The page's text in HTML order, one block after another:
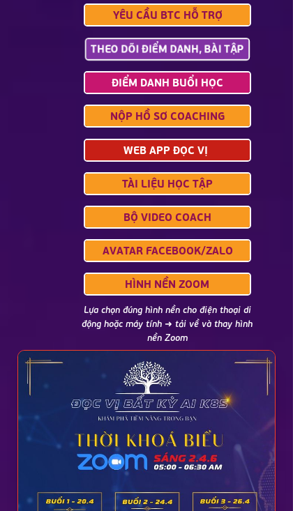
NỘP HỒ SƠ COACHING
WEB APP ĐỌC VỊ
TÀI LIỆU HỌC TẬP
THEO DÕI ĐIỂM DANH, BÀI TẬP
YÊU CẦU BTC HỖ TRỢ
HÌNH NỀN ZOOM
Lựa chọn đúng hình nền cho điện thoại di
động hoặc máy tính ➜ tải về và thay hình
nền Zoom
AVATAR FACEBOOK/ZALO
BỘ VIDEO COACH
ĐIỂM DANH BUỔI HỌC